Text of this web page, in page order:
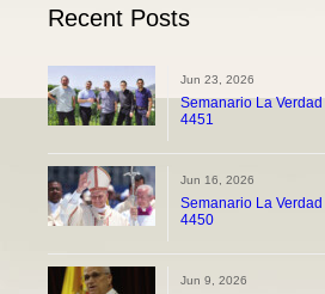
Recent Posts
Jun 23, 2026
Semanario La Verdad
4451
Jun 16, 2026
Semanario La Verdad
4450
Jun 9, 2026